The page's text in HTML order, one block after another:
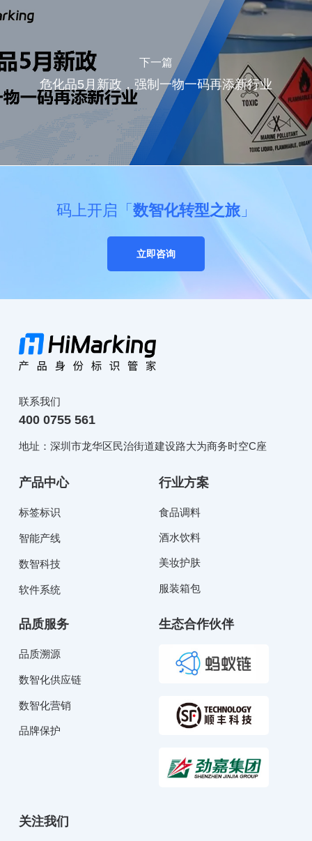
下一篇
危化品5月新政，强制一物一码再添新行业
码上开启「 数智化转型之旅」
立即咨询
联系我们
400 0755 561
地址：深圳市龙华区民治街道建设路大为商务时空C座
产品中心
标签标识
智能产线
数智科技
软件系统
行业方案
食品调料
酒水饮料
美妆护肤
服装箱包
品质服务
品质溯源
数智化供应链
数智化营销
品牌保护
生态合作伙伴
关注我们